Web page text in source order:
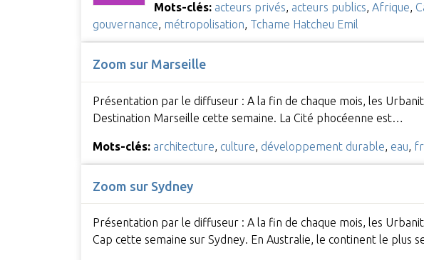
Mots-clés: acteurs privés, acteurs publics, Afrique,
gouvernance, métropolisation, Tchame Hatcheu Emil
Zoom sur Marseille
Présentation par le diffuseur : A la fin de chaque mois, les
Destination Marseille cette semaine. La Cité phocéenne est…
Mots-clés: architecture culture développement durable eau
Zoom sur Sydney
Présentation par le diffuseur : A la fin de chaque mois, les
Cap cette semaine sur Sydney. En Australie, le continent le plus